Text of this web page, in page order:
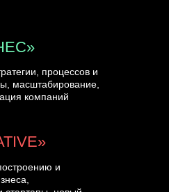
процессов и
масштабирование,
компаний
и